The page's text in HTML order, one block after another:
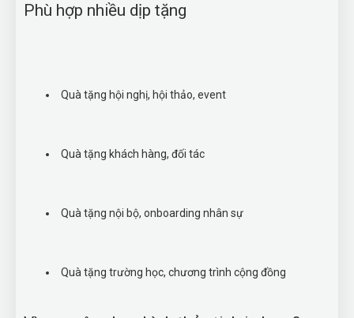
Phù hợp nhiều dịp tặng
Quà tặng hội nghị, hội thảo, event
Quà tặng khách hàng, đối tác
Quà tặng nội bộ, onboarding nhân sự
Quà tặng trường học, chương trình cộng đồng